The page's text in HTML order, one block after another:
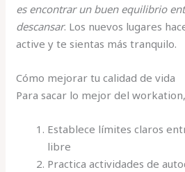
es encontrar un buen equilibrio
descansar. Los nuevos lugares
active y te sientas más tranquilo.
Cómo mejorar tu calidad de vida
Para sacar lo mejor del
Establece límites claros
libre
Practica actividades de